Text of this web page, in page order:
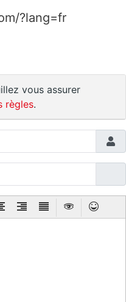
?lang=fr
vous assurer
règles.